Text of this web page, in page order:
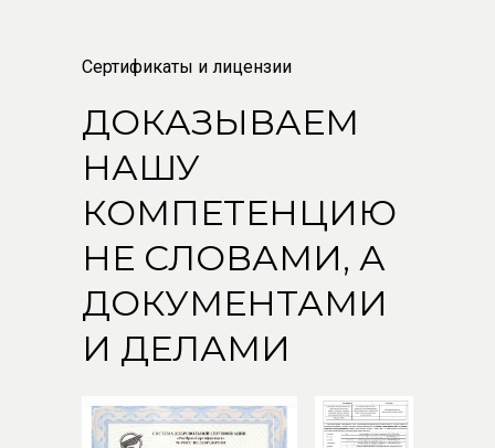
ДОКАЗЫВАЕМ
НАШУ
КОМПЕТЕНЦИЮ
НЕ СЛОВАМИ, А
ДОКУМЕНТАМИ
И ДЕЛАМИ
Сертификаты и лицензии